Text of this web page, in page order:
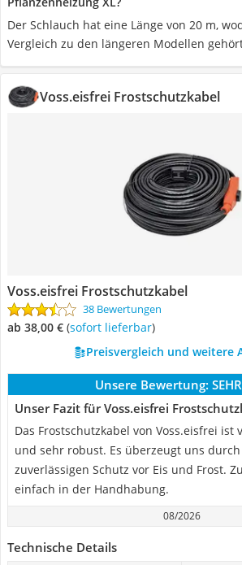
Der Schlauch hat eine Länge von 20 m,
Vergleich zu den längeren Modellen
Voss.eisfrei Frostschutzkabel
Voss.eisfrei Frostschutzkabel
38 Bewertungen
ab 38,00 € ( Sofort lieferbar)
Preisvergleich und weitere
Unsere Bewertung:
Unser Fazit für Voss.eisfrei
Das Frostschutzkabel von Voss.eisfrei ist
und sehr robust. Es überzeugt uns
zuverlässigen Schutz vor Eis und Frost.
einfach in der Handhabung.
08/2026
Technische Details